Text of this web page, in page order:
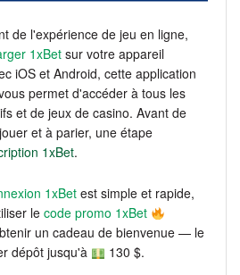
de l'expérience de jeu en ligne,
1xBet sur votre appareil
iOS et Android, cette application
permet d'accéder à tous les
et de jeux de casino. Avant de
et à parier, une étape
1xBet.
1xBet est simple et rapide,
le code promo 1xBet
un cadeau de bienvenue — le
dépôt jusqu'à
130 $.